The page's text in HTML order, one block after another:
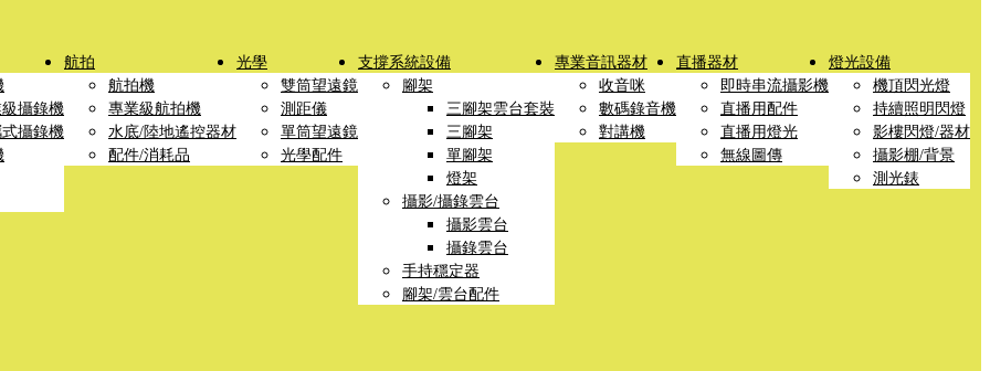
攝錄機
攝錄機
航拍
航拍機
專業級航拍機
水底/陸地遙控器材
配件/消耗品
光學
雙筒望遠鏡
測距儀
單筒望遠鏡
光學配件
支撐系統設備
腳架
三腳架雲台套裝
三腳架
單腳架
燈架
攝影/攝錄雲台
攝影雲台
攝錄雲台
手持穩定器
腳架/雲台配件
專業音訊器材
收音咪
數碼錄音機
對講機
直播器材
即時串流攝影機
直播用配件
直播用燈光
無線圖傳
燈光設備
機頂閃光燈
持續照明閃燈
影樓閃燈/器材
攝影棚/背景
測光錶